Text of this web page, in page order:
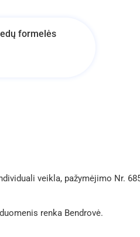
formelės
veikla, pažymėjimo Nr.
renka Bendrovė.